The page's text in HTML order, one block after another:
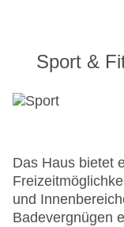
Sport &
Das Haus bietet
und
Badevergnügen